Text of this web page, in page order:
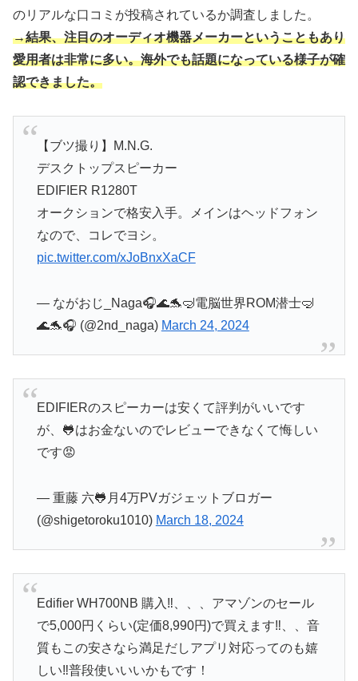
のリアルな口コミが投稿されているか調査しました。
→結果、注目のオーディオ機器メーカーということもあり
愛用者は非常に多い。海外でも話題になっている様子が確
認できました。
【ブツ撮り】M.N.G.
デスクトップスピーカー
EDIFIER R1280T
オークションで格安入手。メインはヘッドフォン
なので、コレでヨシ。
pic.twitter.com/xJoBnxXaCF
— ながおじ_Naga🎧🌊🐬🤿電脳世界ROM潜士🤿
🌊🐬🎧 (@2nd_naga) March 24, 2024
EDIFIERのスピーカーは安くて評判がいいです
が、🐸はお金ないのでレビューできなくて悔しい
です😡
— 重藤 六🐸月4万PVガジェットブロガー
(@shigetoroku1010) March 18, 2024
Edifier WH700NB 購入‼︎、、、アマゾンのセール
で5,000円くらい(定価8,990円)で買えます‼︎、、音
質もこの安さなら満足だしアプリ対応ってのも嬉
しい‼︎普段使いいいかもです！